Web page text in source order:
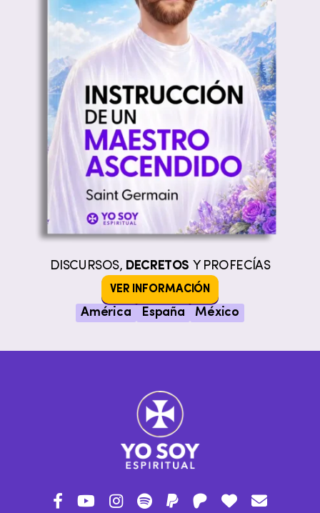
DISCURSOS, DECRETOS Y PROFECÍAS
VER INFORMACIÓN
América España México